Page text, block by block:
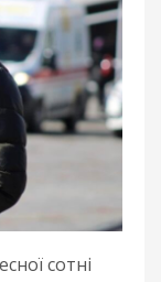
сотні